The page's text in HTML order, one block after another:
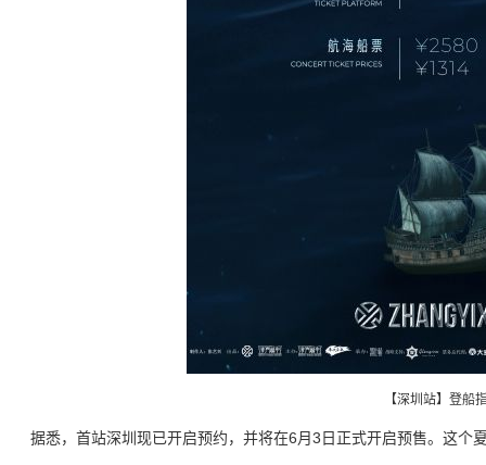
【深圳站】登船
据悉，首站深圳现已开启预约，并将在6月3日正式开启预售。这个